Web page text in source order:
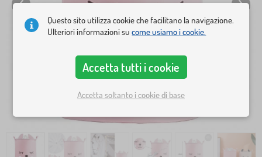
Questo sito utilizza cookie che facilitano la navigazione.
Ulteriori informazioni sucome usiamo i cookie.
Accetta tutti i cookie
Accetta soltanto i cookie di base